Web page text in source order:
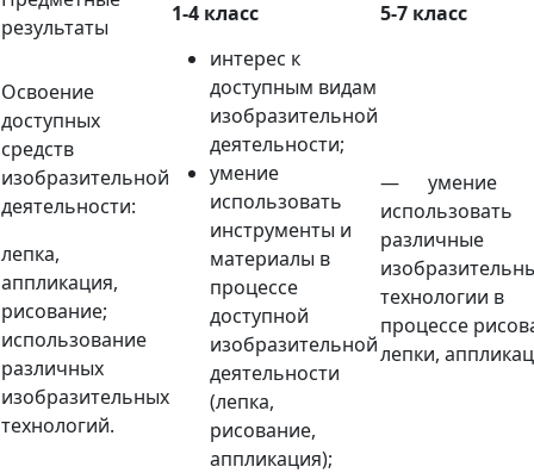
результаты
1-4 класс 5-7 класс
Освоение
доступных
средств
изобразительной
деятельности:
лепка,
аппликация,
рисование;
использование
различных
изобразительных
технологий.
интерес к
доступным видам
изобразительной
деятельности;
умение
использовать
инструменты и
материалы в
процессе
доступной
изобразительной
деятельности
(лепка,
рисование,
аппликация);
— умение
использовать
различные
технологии в
процессе
лепки,